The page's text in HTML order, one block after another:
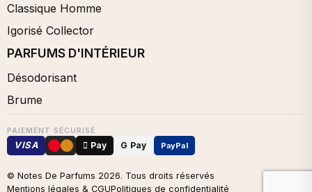
Classique Homme
Igorisé Collector
PARFUMS D'INTÉRIEUR
Désodorisant
Brume
PAIEMENT SÉCURISÉ
VISA  Pay G Pay PayPal
© Notes De Parfums 2026. Tous droits réservés
Mentions légales & CGUPolitiques de confidentialité